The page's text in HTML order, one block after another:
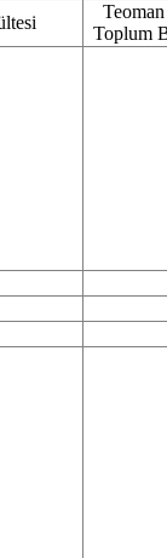
Toplum